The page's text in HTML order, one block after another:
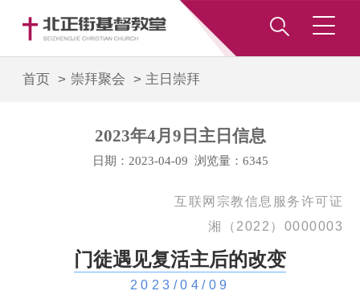
首页 > 崇拜聚会 > 主日崇拜
2023年4月9日主日信息
日期：2023-04-09 浏览量：6345
互联网宗教信息服务许可证
湘（2022）0000003
门徒遇见复活主后的改变
2023/04/09